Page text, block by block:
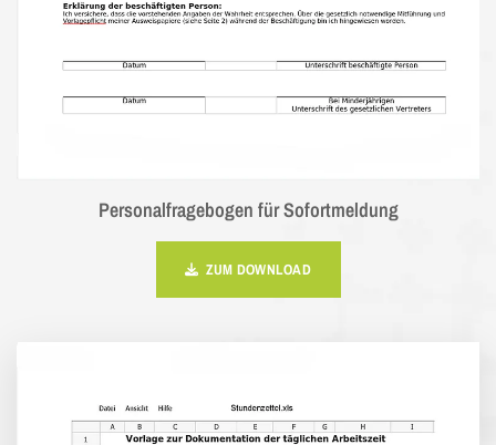
Personalfragebogen für Sofortmeldung
ZUM DOWNLOAD